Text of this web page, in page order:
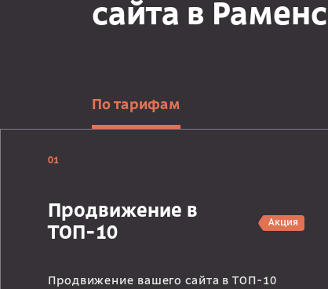
сайта в
По тарифам
01
Продвижение в
ТОП-10
Акция
Продвижение вашего сайта в ТОП-10